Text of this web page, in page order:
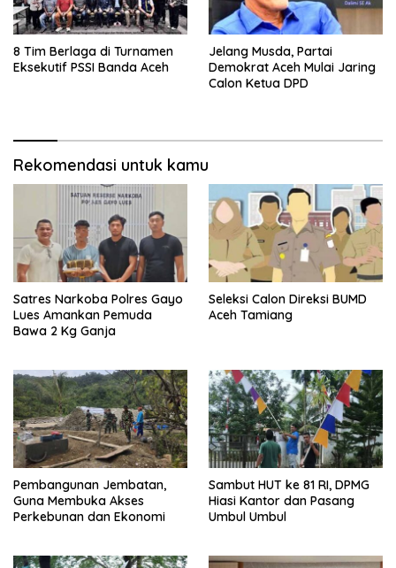
8 Tim Berlaga di Turnamen
Eksekutif PSSI Banda Aceh
Jelang Musda, Partai
Demokrat Aceh Mulai Jaring
Calon Ketua DPD
Rekomendasi untuk kamu
Satres Narkoba Polres Gayo
Lues Amankan Pemuda
Bawa 2 Kg Ganja
Seleksi Calon Direksi BUMD
Aceh Tamiang
Pembangunan Jembatan,
Guna Membuka Akses
Perkebunan dan Ekonomi
Sambut HUT ke 81 RI, DPMG
Hiasi Kantor dan Pasang
Umbul Umbul